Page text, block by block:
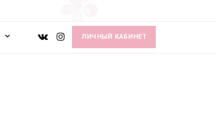
ЛИЧНЫЙ КАБИНЕТ